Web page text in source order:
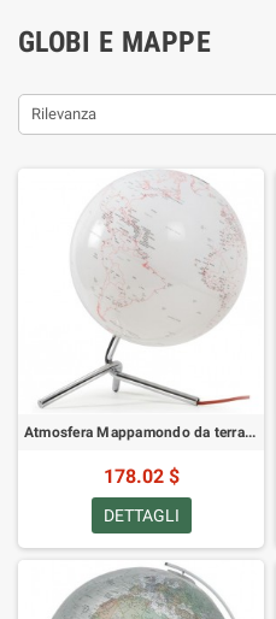
GLOBI E MAPPE
Rilevanza
Atmosfera Mappamondo da terra Nodo 30cm
178.02 $
DETTAGLI